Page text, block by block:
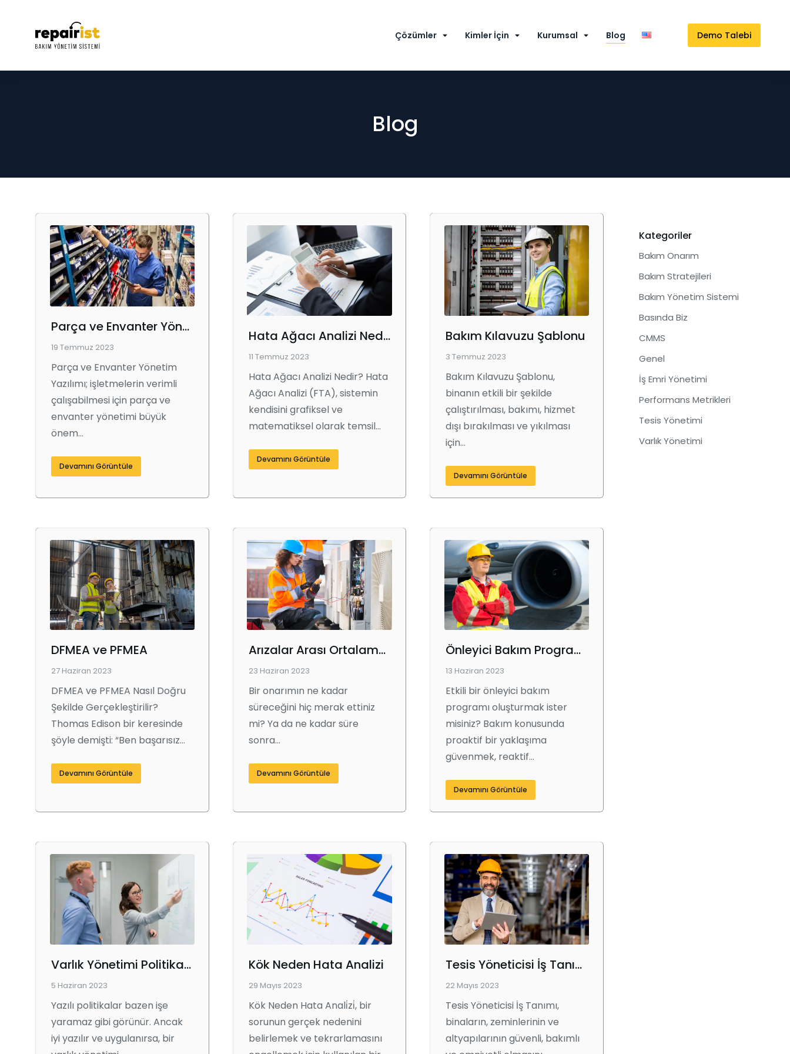
Çözümler Kimler İçin Kurumsal Blog Demo Talebi
Blog
Parça ve Envanter Yönetim Yazılımı : İşletmenizde Verimliliği Artıran Güçlü Bir Araç
19 Temmuz 2023
Parça ve Envanter Yönetim
Yazılımı; işletmelerin verimli
çalışabilmesi için parça ve
envanter yönetimi büyük
önem…
Devamını Görüntüle
Hata Ağacı Analizi Nedir?
11 Temmuz 2023
Hata Ağacı Analizi Nedir? Hata
Ağacı Analizi (FTA), sistemin
kendisini grafiksel ve
matematiksel olarak temsil…
Devamını Görüntüle
Bakım Kılavuzu Şablonu
3 Temmuz 2023
Bakım Kılavuzu Şablonu,
binanın etkili bir şekilde
çalıştırılması, bakımı, hizmet
dışı bırakılması ve yıkılması
için…
Devamını Görüntüle
DFMEA ve PFMEA
27 Haziran 2023
DFMEA ve PFMEA Nasıl Doğru
Şekilde Gerçekleştirilir?
Thomas Edison bir keresinde
şöyle demişti: “Ben başarısız…
Devamını Görüntüle
Arızalar Arası Ortalama Süre
23 Haziran 2023
Bir onarımın ne kadar
süreceğini hiç merak ettiniz
mi? Ya da ne kadar süre
sonra…
Devamını Görüntüle
Önleyici Bakım Programı
13 Haziran 2023
Etkili bir önleyici bakım
programı oluşturmak ister
misiniz? Bakım konusunda
proaktif bir yaklaşıma
güvenmek, reaktif…
Devamını Görüntüle
Varlık Yönetimi Politikası Nedir?
5 Haziran 2023
Yazılı politikalar bazen işe
yaramaz gibi görünür. Ancak
iyi yazılır ve uygulanırsa, bir
Kök Neden Hata Analizi
29 Mayıs 2023
Kök Neden Hata Anali̇zi̇, bir
sorunun gerçek nedenini
belirlemek ve tekrarlamasını
Tesis Yöneticisi İş Tanımı Nedir
22 Mayıs 2023
Tesis Yöneticisi İş Tanımı,
binaların, zeminlerinin ve
altyapılarının güvenli, bakımlı
Kategoriler
Bakım Onarım
Bakım Stratejileri
Bakım Yönetim Sistemi
Basında Biz
CMMS
Genel
İş Emri Yönetimi
Performans Metrikleri
Tesis Yönetimi
Varlık Yönetimi